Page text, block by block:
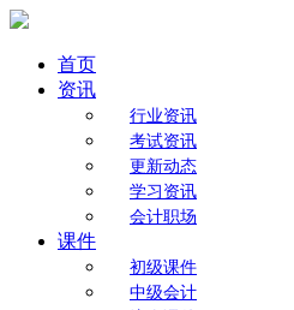
首页
资讯
行业资讯
考试资讯
更新动态
学习资讯
会计职场
课件
初级课件
中级会计